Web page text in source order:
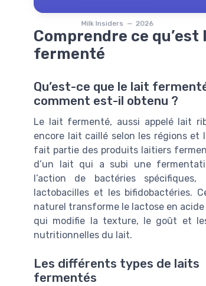
Milk Insiders — 2026
Comprendre ce qu’est
fermenté
Qu’est-ce que le lait
comment est-il obtenu ?
Le lait fermenté, aussi appelé lait
encore lait caillé selon les régions et
fait partie des produits laitiers
d’un lait qui a subi une
l’action de bactéries spécifiques,
lactobacilles et les bifidobactéries.
naturel transforme le lactose en
qui modifie la texture, le goût et
nutritionnelles du lait.
Les différents types de laits
fermentés